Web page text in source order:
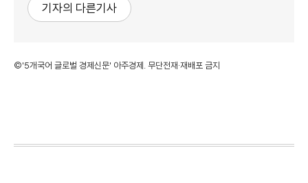
기자의 다른기사
©'5개국어 글로벌 경제신문' 아주경제. 무단전재·재배포 금지